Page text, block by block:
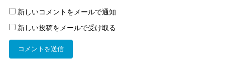
新しいコメントをメールで通知
新しい投稿をメールで受け取る